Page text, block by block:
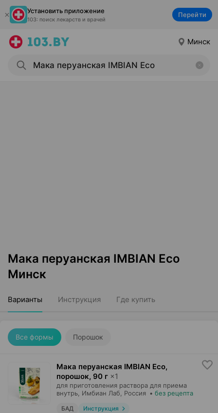
Установить приложение
103: поиск лекарств и врачей
Перейти
Минск
Мака перуанская IMBIAN Eco
Минск
Варианты Инструкция Где купить
Все формы Порошок
Мака перуанская IMBIAN Eco,
порошок, 90 г ×1
для приготовления раствора для приема
внутрь, Имбиан Лаб , Россия • без рецепта
БАД Инструкция